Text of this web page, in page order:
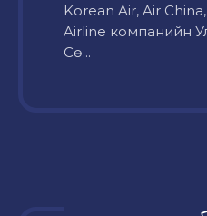
Korean Air, Air
Airline компанийн
Сө...